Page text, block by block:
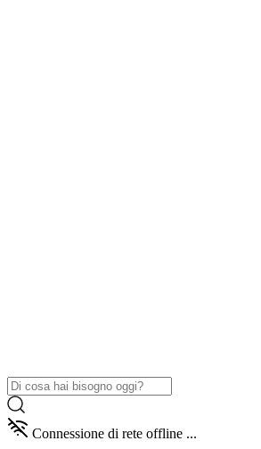
Connessione di rete offline ...